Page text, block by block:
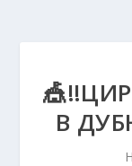
В